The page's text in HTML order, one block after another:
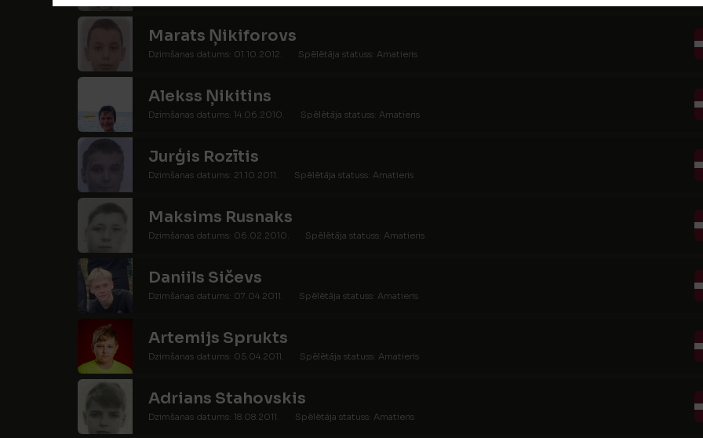
Marats Ņikiforovs
Dzimšanas datums: 01.10.2012. Spēlētāja statuss: Amatieris
Alekss Ņikitins
Dzimšanas datums: 14.06.2010. Spēlētāja statuss: Amatieris
Jurģis Rozītis
Dzimšanas datums: 21.10.2011. Spēlētāja statuss: Amatieris
Maksims Rusnaks
Dzimšanas datums: 06.02.2010. Spēlētāja statuss: Amatieris
Daniils Sičevs
Dzimšanas datums: 07.04.2011. Spēlētāja statuss: Amatieris
Artemijs Sprukts
Dzimšanas datums: 05.04.2011. Spēlētāja statuss: Amatieris
Adrians Stahovskis
Dzimšanas datums: 18.08.2011. Spēlētāja statuss: Amatieris